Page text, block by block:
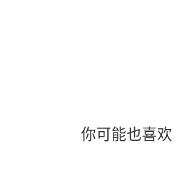
你可能也喜欢